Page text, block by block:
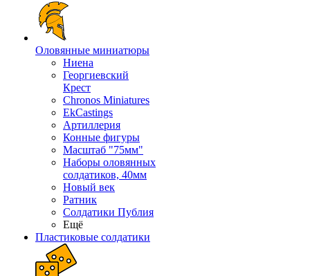
Оловянные миниатюры
Ниена
Георгиевский
Крест
Chronos Miniatures
EkCastings
Артиллерия
Конные фигуры
Масштаб "75мм"
Наборы оловянных
солдатиков, 40мм
Новый век
Ратник
Солдатики Публия
Ещё
Пластиковые солдатики